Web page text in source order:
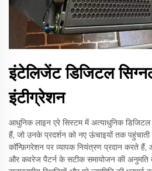
इंटेलिजेंट डिजिटल
इंटीग्रेशन
आधुनिक लाइन एरे सिस्टम में अत्याधुनिक डिजिटल
हैं, जो उनके प्रदर्शन को नए ऊंचाइयों तक
कॉन्फ़िगरेशन पर व्यापक नियंत्रण प्रदान करते हैं,
और कवरेज पैटर्न के सटीक समायोजन की अनुमति